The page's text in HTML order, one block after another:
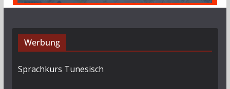
Werbung
Sprachkurs Tunesisch